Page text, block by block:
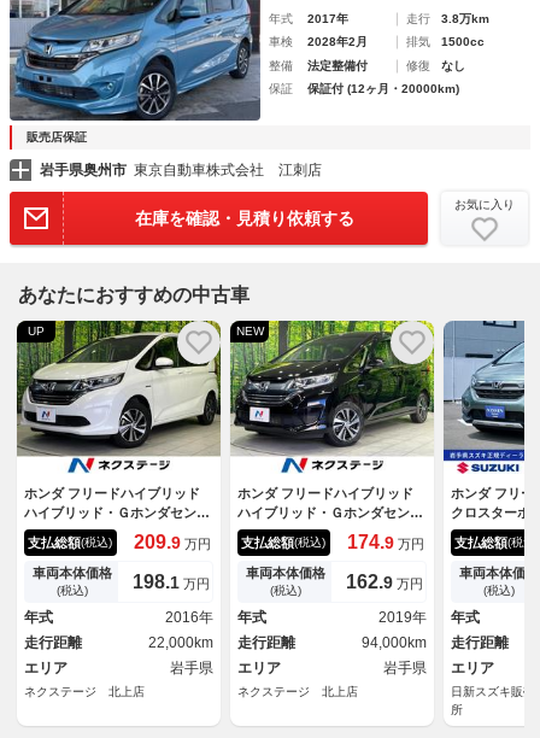
年式 2017年 走行
3.8万km
車検
2028年2月 排気
1500cc
整備
法定整備付 修復
なし
保証
保証付 (12ヶ月・20000km)
販売店保証
岩手県奥州市 東京自動車株式会社 江刺店
在庫を確認・見積り依頼する
お気に入り
あなたにおすすめの中古車
UP
ホンダ フリードハイブリッド
ハイブリッド・Ｇホンダセンシ
ング ４ＷＤ 両側電動ドア
ＳＤナビ バックカメラ 寒冷
地仕様 ホンダセンシング レ
ーダークルーズ 禁煙車 スマ
ートキー ＬＥＤヘッド ビル
トインＥＴＣ 純正１５インチ
アルミ
支払総額(税込) 209.9 万円
車両本体価格
(税込) 198.1 万円
年式
2016年
走行距離
22,000km
エリア
岩手県
ネクステージ 北上店
NEW
ホンダ フリードハイブリッド
ハイブリッド・Ｇホンダセンシ
ング ４ＷＤ 両側電動スライ
ド 純正ナビ バックカメラ
寒冷地仕様 ホンダセンシン
グ 禁煙車 シートヒーター
スマートキー ＬＥＤヘッド
ＥＴＣ 車線逸脱警報 オート
ライト オートエアコン ＣＤ
／ＤＶＤ再生
支払総額(税込) 174.9 万円
車両本体価格
(税込) 162.9 万円
年式
2019年
走行距離
94,000km
エリア
岩手県
ネクステージ 北上店
ホンダ フリー
クロスター
４ＷＤ ６人
ビ バックカ
ブレコーダ
ｅｔｏｏｔ
動スライドド
トロール 衝
ム オートラ
ター 横滑り
支払総額(税込)
車両本体価格
(税込)
年式
走行距離
エリア
日新スズキ販
所